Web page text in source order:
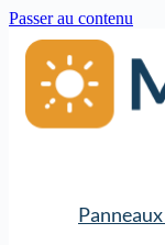
Passer au contenu